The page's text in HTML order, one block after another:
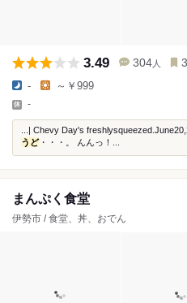
3.49 304 人
- ～￥999
-
...| Chevy Day's
うど・・・。 んんっ！...
まんぷく食堂
伊勢市 / 食堂、丼、おでん